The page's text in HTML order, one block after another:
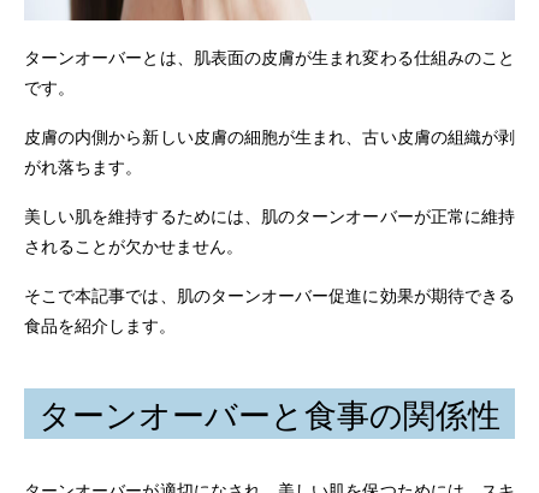
ターンオーバーとは、肌表面の皮膚が生まれ変わる仕組みのこと
です。
皮膚の内側から新しい皮膚の細胞が生まれ、古い皮膚の組織が剥
がれ落ちます。
美しい肌を維持するためには、肌のターンオーバーが正常に維持
されることが欠かせません。
そこで本記事では、肌のターンオーバー促進に効果が期待できる
食品を紹介します。
ターンオーバーと食事の関係性